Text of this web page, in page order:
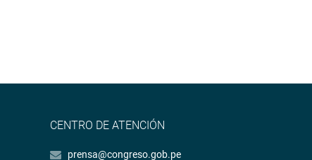
CENTRO DE ATENCIÓN
prensa@congreso.gob.pe